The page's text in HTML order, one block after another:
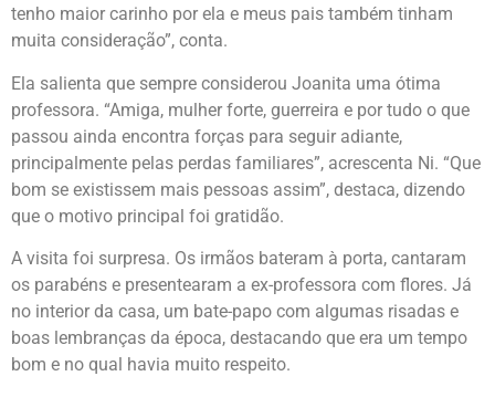
tenho maior carinho por ela e meus pais também tinham
muita consideração”, conta.
Ela salienta que sempre considerou Joanita uma ótima
professora. “Amiga, mulher forte, guerreira e por tudo o que
passou ainda encontra forças para seguir adiante,
principalmente pelas perdas familiares”, acrescenta Ni. “Que
bom se existissem mais pessoas assim”, destaca, dizendo
que o motivo principal foi gratidão.
A visita foi surpresa. Os irmãos bateram à porta, cantaram
os parabéns e presentearam a ex-professora com flores. Já
no interior da casa, um bate-papo com algumas risadas e
boas lembranças da época, destacando que era um tempo
bom e no qual havia muito respeito.